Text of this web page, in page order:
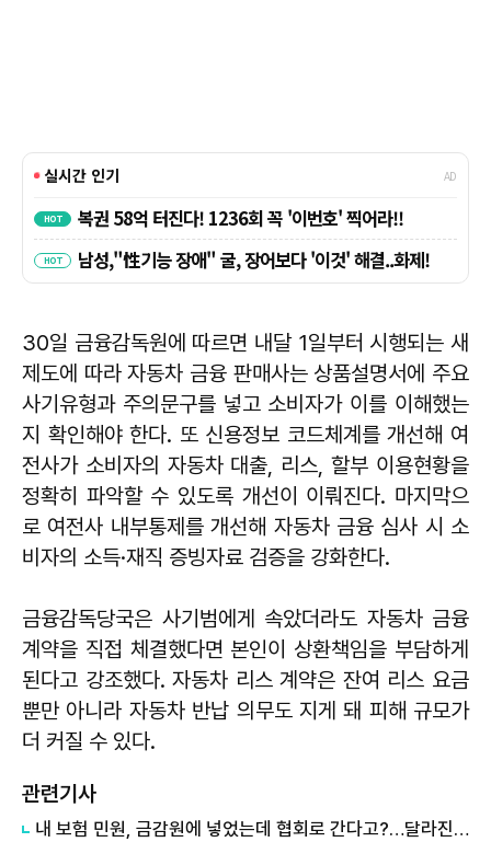
30일 금융감독원에 따르면 내달 1일부터 시행되는 새
제도에 따라 자동차 금융 판매사는 상품설명서에 주요
사기유형과 주의문구를 넣고 소비자가 이를 이해했는
지 확인해야 한다. 또 신용정보 코드체계를 개선해 여
전사가 소비자의 자동차 대출, 리스, 할부 이용현황을
정확히 파악할 수 있도록 개선이 이뤄진다. 마지막으
로 여전사 내부통제를 개선해 자동차 금융 심사 시 소
비자의 소득·재직 증빙자료 검증을 강화한다.
금융감독당국은 사기범에게 속았더라도 자동차 금융
계약을 직접 체결했다면 본인이 상환책임을 부담하게
된다고 강조했다. 자동차 리스 계약은 잔여 리스 요금
뿐만 아니라 자동차 반납 의무도 지게 돼 피해 규모가
더 커질 수 있다.
관련기사
내 보험 민원, 금감원에 넣었는데 협회로 간다고?…달라진 접수창구